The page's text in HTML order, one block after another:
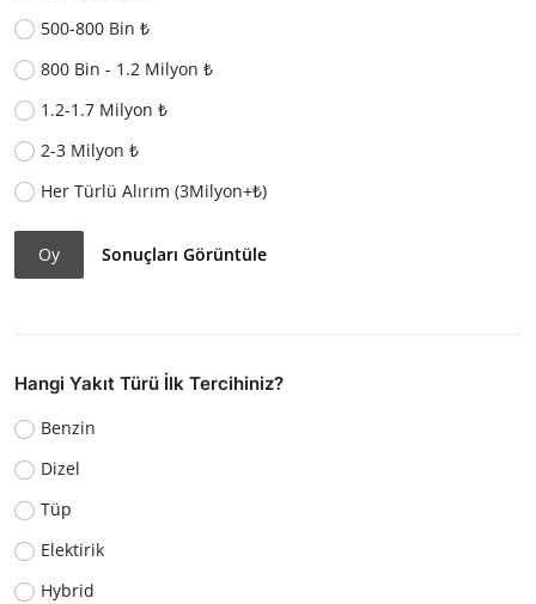
500-800 Bin ₺
800 Bin - 1.2 Milyon ₺
1.2-1.7 Milyon ₺
2-3 Milyon ₺
Her Türlü Alırım (3Milyon+₺)
Oy Sonuçları Görüntüle
Hangi Yakıt Türü İlk Tercihiniz?
Benzin
Dizel
Tüp
Elektirik
Hybrid